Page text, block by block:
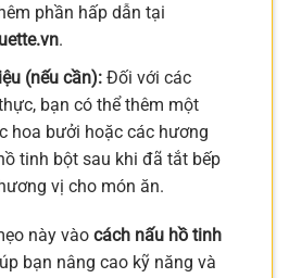
phần hấp dẫn tại
.
(nếu cần):Đối với các
bạn có thể thêm một
hoa bưởi hoặc các hương
tinh bột sau khi đã tắt bếp
vị cho món ăn.
này vào cách nấu hồ tinh
bạn nâng cao kỹ năng và